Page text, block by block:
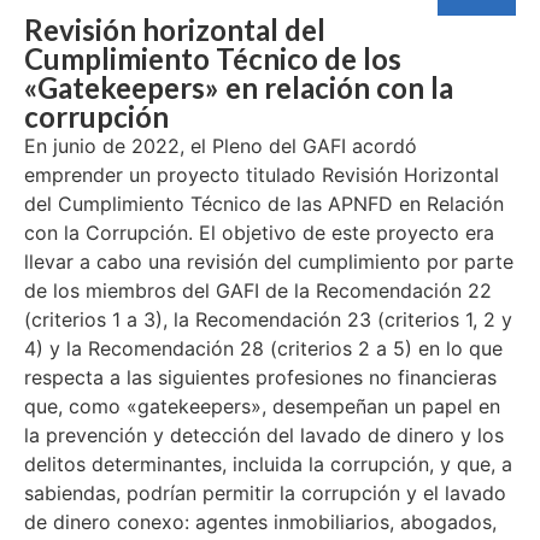
Revisión horizontal del
Cumplimiento Técnico de los
«Gatekeepers» en relación con la
corrupción
En junio de 2022, el Pleno del GAFI acordó
emprender un proyecto titulado Revisión Horizontal
del Cumplimiento Técnico de las APNFD en Relación
con la Corrupción. El objetivo de este proyecto era
llevar a cabo una revisión del cumplimiento por parte
de los miembros del GAFI de la Recomendación 22
(criterios 1 a 3), la Recomendación 23 (criterios 1, 2 y
4) y la Recomendación 28 (criterios 2 a 5) en lo que
respecta a las siguientes profesiones no financieras
que, como «gatekeepers», desempeñan un papel en
la prevención y detección del lavado de dinero y los
delitos determinantes, incluida la corrupción, y que, a
sabiendas, podrían permitir la corrupción y el lavado
de dinero conexo: agentes inmobiliarios, abogados,